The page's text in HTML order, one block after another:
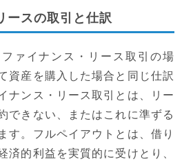
ースの取引と仕訳
ァイナンス・リース取引の場
資産を購入した場合と同じ仕訳
ナンス・リース取引とは、リー
できない、またはこれに準ずる
す。フルペイアウトとは、借り
済的利益を実質的に受けとり、